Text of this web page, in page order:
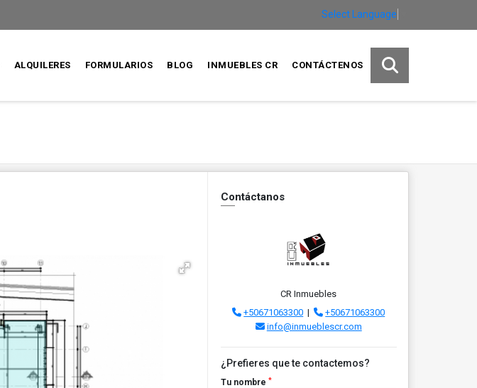
Select Language
ALQUILERES FORMULARIOS BLOG INMUEBLES CR CONTÁCTENOS
Contáctanos
CR Inmuebles
+50671063300 |
+50671063300
info@inmueblescr.com
¿Prefieres que te contactemos?
Tu nombre *